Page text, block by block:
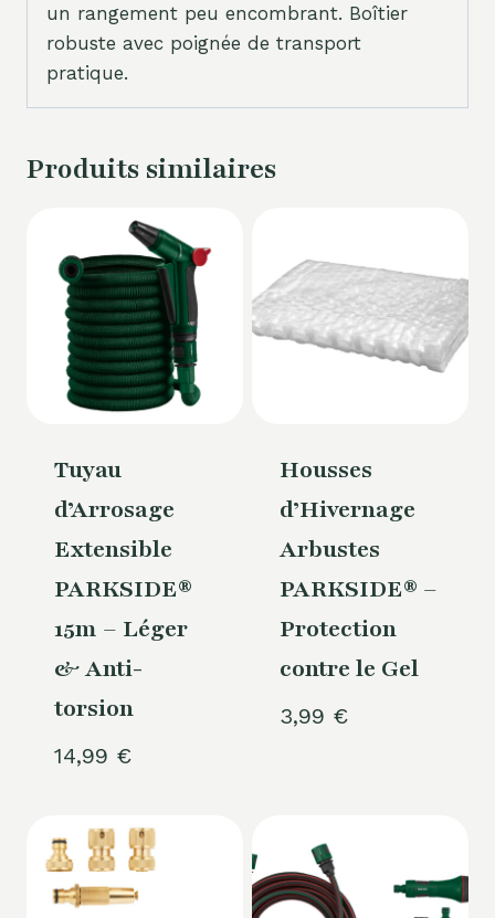
un rangement peu encombrant. Boîtier
robuste avec poignée de transport
pratique.
Produits similaires
Tuyau
d’Arrosage
Extensible
PARKSIDE®
15m – Léger
& Anti-
torsion
14,99 €
Housses
d’Hivernage
Arbustes
PARKSIDE® –
Protection
contre le Gel
3,99 €